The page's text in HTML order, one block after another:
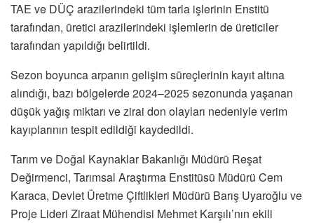
TAE ve DÜÇ arazilerindeki tüm tarla işlerinin Enstitü
tarafından, üretici arazilerindeki işlemlerin de üreticiler
tarafından yapıldığı belirtildi.
Sezon boyunca arpanın gelişim süreçlerinin kayıt altına
alındığı, bazı bölgelerde 2024–2025 sezonunda yaşanan
düşük yağış miktarı ve zirai don olayları nedeniyle verim
kayıplarının tespit edildiği kaydedildi.
Tarım ve Doğal Kaynaklar Bakanlığı Müdürü Reşat
Değirmenci, Tarımsal Araştırma Enstitüsü Müdürü Cem
Karaca, Devlet Üretme Çiftlikleri Müdürü Barış Uyaroğlu ve
Proje Lideri Ziraat Mühendisi Mehmet Karşılı’nın ekili